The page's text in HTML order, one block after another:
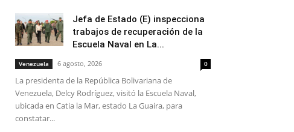
Jefa de Estado (E) inspecciona
trabajos de recuperación de la
Escuela Naval en La...
Venezuela 6 agosto, 2026 0
La presidenta de la República Bolivariana de
Venezuela, Delcy Rodríguez, visitó la Escuela Naval,
ubicada en Catia la Mar, estado La Guaira, para
constatar...